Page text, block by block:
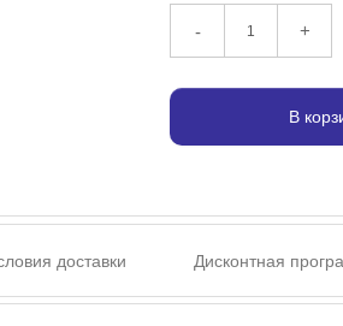
- +
В
доставки Дисконтная